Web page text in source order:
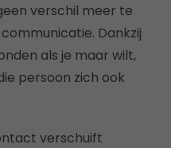
verschil meer te
Dankzij
als je maar wilt,
persoon zich ook
verschuift